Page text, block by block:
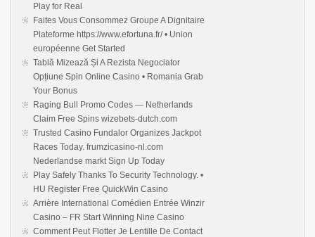
Play for Real
Faites Vous Consommez Groupe A Dignitaire
Plateforme https://www.efortuna.fr/ • Union
européenne Get Started
Tablă Mizează Și A Rezista Negociator
Opțiune Spin Online Casino • Romania Grab
Your Bonus
Raging Bull Promo Codes — Netherlands
Claim Free Spins wizebets-dutch.com
Trusted Casino Fundalor Organizes Jackpot
Races Today. frumzicasino-nl.com
Nederlandse markt Sign Up Today
Play Safely Thanks To Security Technology. •
HU Register Free QuickWin Casino
Arrière International Comédien Entrée Winzir
Casino – FR Start Winning Nine Casino
Comment Peut Flotter Je Lentille De Contact